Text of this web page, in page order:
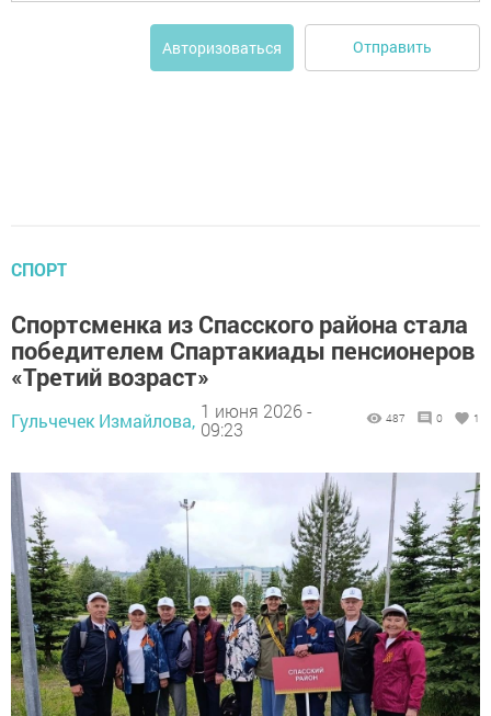
Авторизоваться Отправить
СПОРТ
Спортсменка из Спасского района стала
победителем Спартакиады пенсионеров
«Третий возраст»
Гульчечек Измайлова, 1 июня 2026 -
09:23
487 0 1